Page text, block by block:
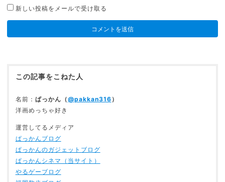
新しい投稿をメールで受け取る
この記事をこねた人
名前： ぱっかん（@pakkan316 ）
洋画めっちゃ好き
運営してるメディア
ぱっかんブログ
ぱっかんのガジェットブログ
ぱっかんシネマ（当サイト）
やるゲーブログ